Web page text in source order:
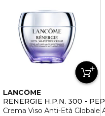
LANCÔME
RÉNERGIE H.P.N. 300 -
Crema Viso Anti-Età Globale